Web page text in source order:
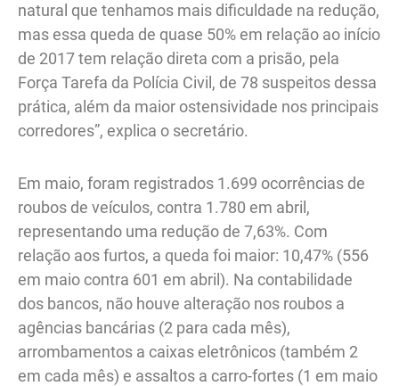
natural que tenhamos mais dificuldade na redução,
mas essa queda de quase 50% em relação ao início
de 2017 tem relação direta com a prisão, pela
Força Tarefa da Polícia Civil, de 78 suspeitos dessa
prática, além da maior ostensividade nos principais
corredores”, explica o secretário.
Em maio, foram registrados 1.699 ocorrências de
roubos de veículos, contra 1.780 em abril,
representando uma redução de 7,63%. Com
relação aos furtos, a queda foi maior: 10,47% (556
em maio contra 601 em abril). Na contabilidade
dos bancos, não houve alteração nos roubos a
agências bancárias (2 para cada mês),
arrombamentos a caixas eletrônicos (também 2
em cada mês) e assaltos a carro-fortes (1 em maio